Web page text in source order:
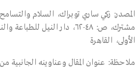
المصدر: زكي ساري توبراك، السلام
الأولى، القاهرة
ملاحظة: عنوان المقال وعناوينه الجانبية